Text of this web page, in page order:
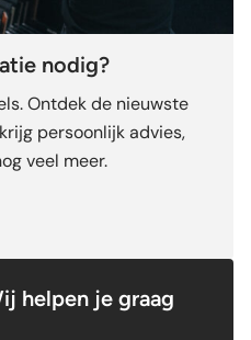
nodig?
Ontdek de nieuwste
persoonlijk advies,
veel meer.
helpen je graag